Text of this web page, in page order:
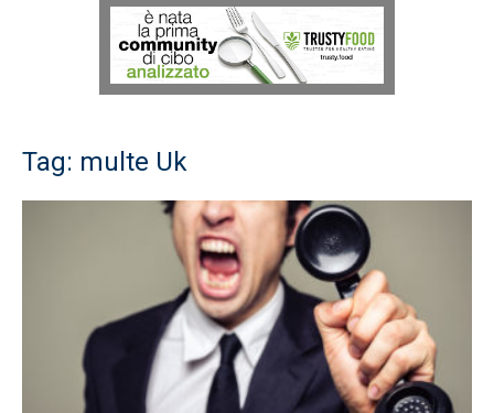
Salvagente
Tag: multe Uk